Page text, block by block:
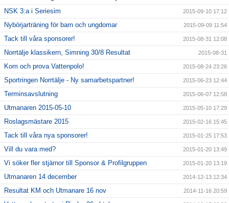
NSK 3:a i Seriesim 2015-09-10 17:12
Nybörjarträning för barn och ungdomar 2015-09-09 11:54
Tack till våra sponsorer! 2015-08-31 12:08
Norrtälje klassikern, Simning 30/8 Resultat 2015-08-31
Kom och prova Vattenpolo! 2015-08-24 23:26
Sportringen Norrtälje - Ny samarbetspartner! 2015-06-23 12:44
Terminsavslutning 2015-06-07 12:58
Utmanaren 2015-05-10 2015-05-10 17:29
Roslagsmästare 2015 2015-02-16 15:45
Tack till våra nya sponsorer! 2015-01-25 17:53
Vill du vara med? 2015-01-20 13:49
Vi söker fler stjärnor till Sponsor & Profilgruppen 2015-01-20 13:19
Utmanaren 14 december 2014-12-13 12:34
Resultat KM och Utmanare 16 nov 2014-11-16 20:59